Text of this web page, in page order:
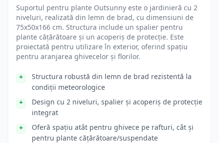
Suportul pentru plante Outsunny este o jardinieră cu 2
niveluri, realizată din lemn de brad, cu dimensiuni de
75x50x166 cm. Structura include un spalier pentru
plante cățărătoare și un acoperiș de protecție. Este
proiectată pentru utilizare în exterior, oferind spațiu
pentru aranjarea ghivecelor și florilor.
Structura robustă din lemn de brad rezistentă la
condiții meteorologice
Design cu 2 niveluri, spalier și acoperiș de protecție
integrat
Oferă spațiu atât pentru ghivece pe rafturi, cât și
pentru plante cățărătoare/suspendate